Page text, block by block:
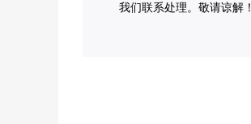
我们联系处理。敬请谅解！